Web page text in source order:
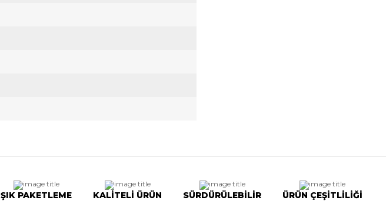
ŞIK PAKETLEME KALİTELİ ÜRÜN SÜRDÜRÜLEBİLİR ÜRÜN ÇEŞİTLİLİĞİ